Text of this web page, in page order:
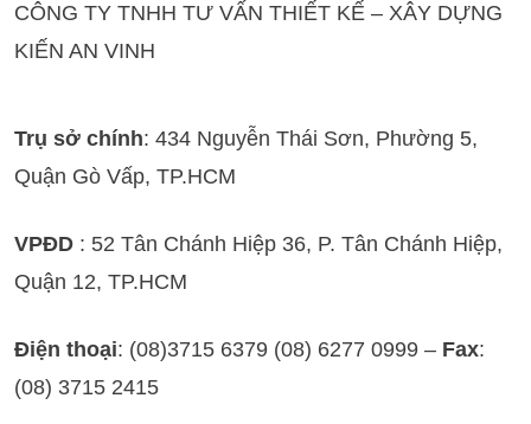
CÔNG TY TNHH TƯ VẤN THIẾT KẾ – XÂY DỰNG
KIẾN AN VINH
Trụ sở chính: 434 Nguyễn Thái Sơn, Phường 5,
Quận Gò Vấp, TP.HCM
VPĐD : 52 Tân Chánh Hiệp 36, P. Tân Chánh Hiệp,
Quận 12, TP.HCM
Điện thoại: (08)3715 6379 (08) 6277 0999 – Fax:
(08) 3715 2415